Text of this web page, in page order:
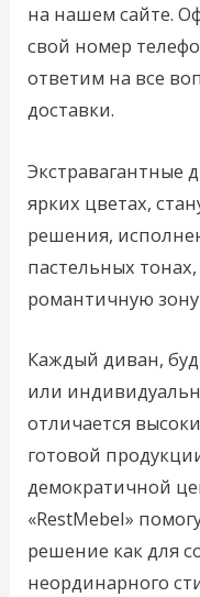
на нашем сайте.
свой номер
ответим на все
доставки.
Экстравагантные
ярких цветах,
решения,
пастельных
романтичную
Каждый диван,
или
отличается
готовой
демократичной
«RestMebel»
решение как для
неординарного